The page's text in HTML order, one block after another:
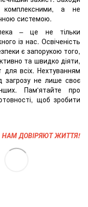
а не
системою.
– це не тільки
із нас. Освіченість
є запорукою того,
та швидко діяти,
всіх. Нехтуванням
загрозу не лише своє
Пам'ятайте про
щоб зробити
ДОВІРЯЮТ ЖИТТЯ!